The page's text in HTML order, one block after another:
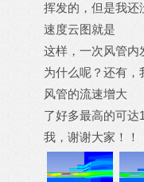
挥发的，但是我还
速度云图就是
这样，一次风管内
为什么呢？还有，
风管的流速增大
了好多最高的可
我，谢谢大家！！